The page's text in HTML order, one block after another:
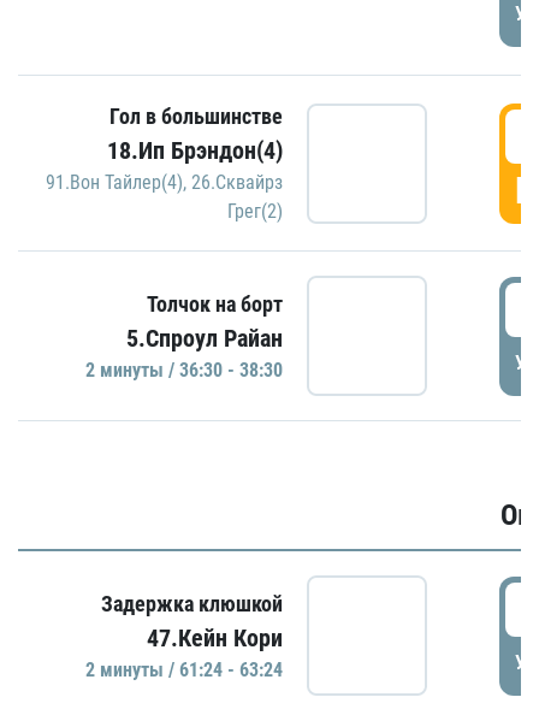
Гол в большинстве
18.Ип Брэндон(4)
91.Вон Тайлер(4), 26.Сквайрз
Грег(2)
Толчок на борт
5.Спроул Райан
2 минуты / 36:30 - 38:30
Задержка клюшкой
47.Кейн Кори
2 минуты / 61:24 - 63:24